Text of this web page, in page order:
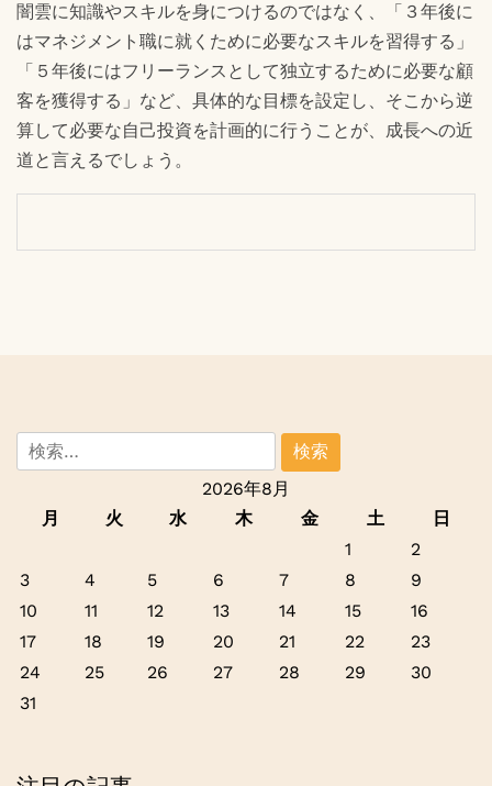
闇雲に知識やスキルを身につけるのではなく、「３年後に
はマネジメント職に就くために必要なスキルを習得する」
「５年後にはフリーランスとして独立するために必要な顧
客を獲得する」など、具体的な目標を設定し、そこから逆
算して必要な自己投資を計画的に行うことが、成長への近
道と言えるでしょう。
検
索:
2026年8月
月
火 水 木 金 土
日
1
2
3
4 5 6 7 8
9
10
11 12 13 14 15
16
17
18 19 20 21 22
23
24
25 26 27 28 29
30
31